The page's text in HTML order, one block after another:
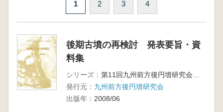
1 2 3 4
後期古墳の再検討 発表要旨・資
料集
シリーズ：
発行元： 九州前方後円墳研究会
出版年： 2008/06